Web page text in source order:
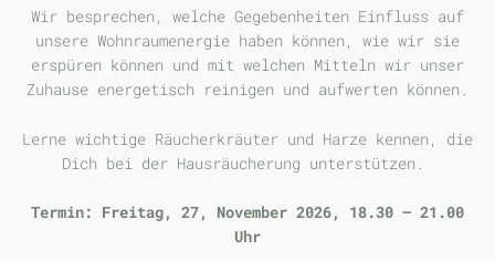
Wir besprechen, welche Gegebenheiten Einfluss auf
unsere Wohnraumenergie haben können, wie wir sie
erspüren können und mit welchen Mitteln wir unser
Zuhause energetisch reinigen und aufwerten können.
Lerne wichtige Räucherkräuter und Harze kennen, die
Dich bei der Hausräucherung unterstützen.
Termin: Freitag, 27, November 2026, 18.30 – 21.00
Uhr